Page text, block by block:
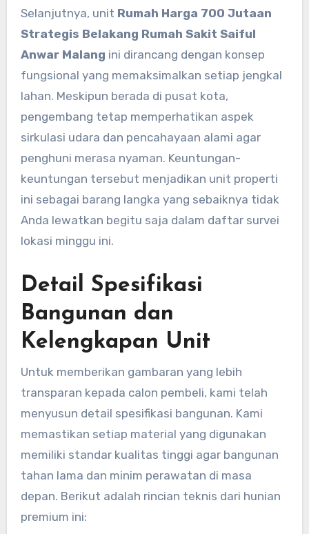
Selanjutnya, unit Rumah Harga 700 Jutaan
Strategis Belakang Rumah Sakit Saiful
Anwar Malang ini dirancang dengan konsep
fungsional yang memaksimalkan setiap jengkal
lahan. Meskipun berada di pusat kota,
pengembang tetap memperhatikan aspek
sirkulasi udara dan pencahayaan alami agar
penghuni merasa nyaman. Keuntungan-
keuntungan tersebut menjadikan unit properti
ini sebagai barang langka yang sebaiknya tidak
Anda lewatkan begitu saja dalam daftar survei
lokasi minggu ini.
Detail Spesifikasi
Bangunan dan
Kelengkapan Unit
Untuk memberikan gambaran yang lebih
transparan kepada calon pembeli, kami telah
menyusun detail spesifikasi bangunan. Kami
memastikan setiap material yang digunakan
memiliki standar kualitas tinggi agar bangunan
tahan lama dan minim perawatan di masa
depan. Berikut adalah rincian teknis dari hunian
premium ini: